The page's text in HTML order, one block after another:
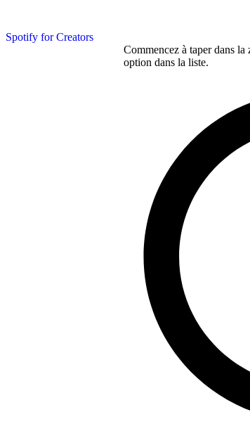
Spotify for Creators
Commencez à taper dans
option dans la liste.